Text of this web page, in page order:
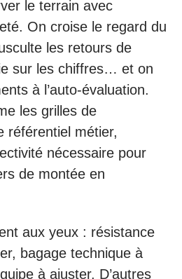
le terrain avec
On croise le regard du
les retours de
sur les chiffres… et on
à l’auto-évaluation.
les grilles de
référentiel métier,
nécessaire pour
de montée en
aux yeux : résistance
bagage technique à
à ajuster. D’autres